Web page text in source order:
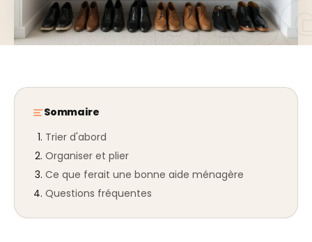
Sommaire
Trier d'abord
Organiser et plier
Ce que ferait une bonne aide ménagère
Questions fréquentes